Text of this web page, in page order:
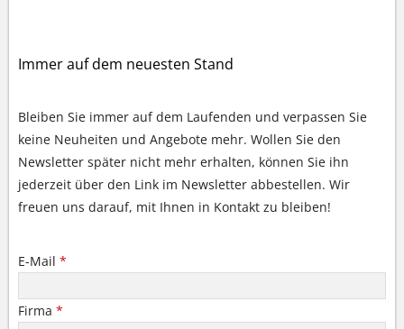
Immer auf dem neuesten Stand
Bleiben Sie immer auf dem Laufenden und verpassen Sie
keine Neuheiten und Angebote mehr. Wollen Sie den
Newsletter später nicht mehr erhalten, können Sie ihn
jederzeit über den Link im Newsletter abbestellen. Wir
freuen uns darauf, mit Ihnen in Kontakt zu bleiben!
E-Mail *
Firma *